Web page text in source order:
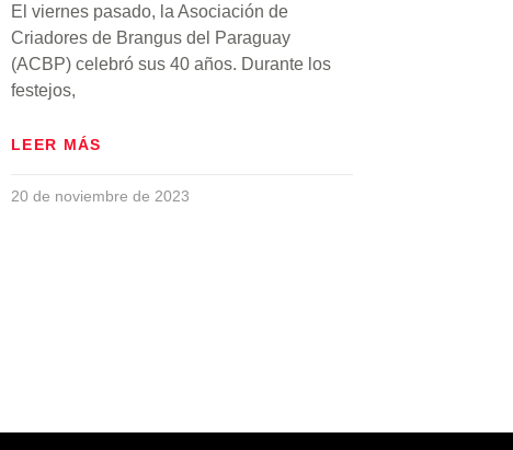
El viernes pasado, la Asociación de
Criadores de Brangus del Paraguay
(ACBP) celebró sus 40 años. Durante los
festejos,
LEER MÁS
20 de noviembre de 2023